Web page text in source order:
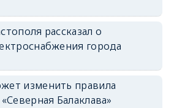
рассказал о
города
изменить правила
Балаклава»